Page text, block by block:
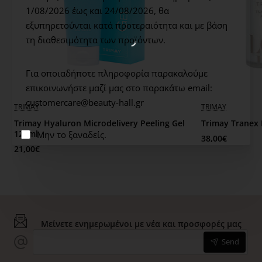
1/08/2026 έως και 24/08/2026, θα
εξυπηρετούνται κατά προτεραιότητα και με βάση
τη διαθεσιμότητα των προϊόντων.
Για οποιαδήποτε πληροφορία παρακαλούμε
επικοινωνήστε μαζί μας στο παρακάτω email:
customercare@beauty-hall.gr
Μην το ξαναδείς.
ήλιο.
Routine
Step BHMA 6o
Skin Type / Age
Όλοι οι τύποι. Ιδανικά για μαύρους κύκλους, θαμπή
Εντατική Λεύκανση
TRIMAY
Trimay Hyaluron Microdelivery Peeling Gel
120ml
21,00€
TRIMAY
Trimay
38,00€
Μείνετε ενημερωμένοι με νέα και προσφορές μας
Send